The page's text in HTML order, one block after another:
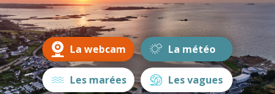
La webcam La météo
Les marées Les vagues